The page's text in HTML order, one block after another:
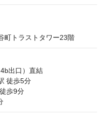
町トラストタワー23階
出口）直結
徒歩5分
歩9分